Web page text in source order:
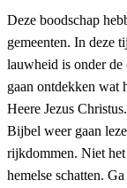
Deze boodschap
gemeenten. In deze
lauwheid is onder
gaan ontdekken wat
Heere Jezus
Bijbel weer gaan
rijkdommen. Niet
hemelse schatten.